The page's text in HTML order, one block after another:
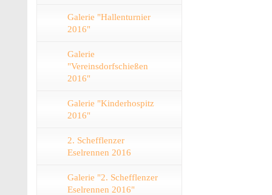
Galerie "Hallenturnier
2016"
Galerie
"Vereinsdorfschießen
2016"
Galerie "Kinderhospitz
2016"
2. Schefflenzer
Eselrennen 2016
Galerie "2. Schefflenzer
Eselrennen 2016"